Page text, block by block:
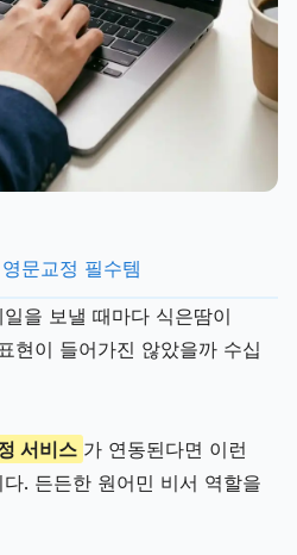
문교정 필수템
을 보낼 때마다 식은땀이
현이 들어가진 않았을까 수십
서비스 가 연동된다면 이런
. 든든한 원어민 비서 역할을